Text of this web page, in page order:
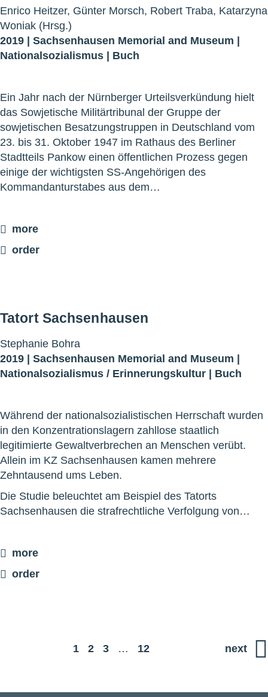
Enrico Heitzer, Günter Morsch, Robert Traba, Katarzyna
Woniak (Hrsg.)
2019 | Sachsenhausen Memorial and Museum |
Nationalsozialismus | Buch
Ein Jahr nach der Nürnberger Urteilsverkündung hielt
das Sowjetische Militärtribunal der Gruppe der
sowjetischen Besatzungstruppen in Deutschland vom
23. bis 31. Oktober 1947 im Rathaus des Berliner
Stadtteils Pankow einen öffentlichen Prozess gegen
einige der wichtigsten SS-Angehörigen des
Kommandanturstabes aus dem…
more
order
Tatort Sachsenhausen
Stephanie Bohra
2019 | Sachsenhausen Memorial and Museum |
Nationalsozialismus / Erinnerungskultur | Buch
Während der nationalsozialistischen Herrschaft wurden
in den Konzentrationslagern zahllose staatlich
legitimierte Gewaltverbrechen an Menschen verübt.
Allein im KZ Sachsenhausen kamen mehrere
Zehntausend ums Leben.
Die Studie beleuchtet am Beispiel des Tatorts
Sachsenhausen die strafrechtliche Verfolgung von…
more
order
1 2 3 … 12 next